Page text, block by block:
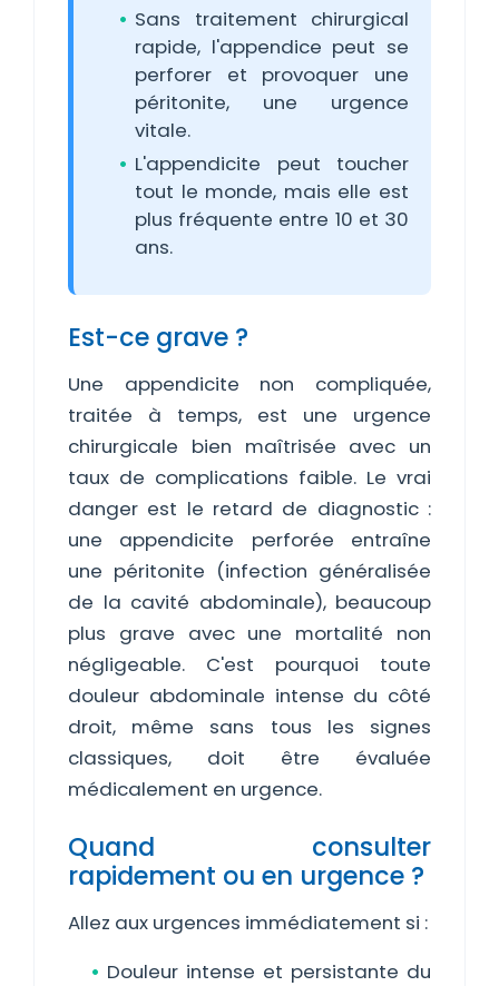
Sans traitement chirurgical
rapide, l'appendice peut se
perforer et provoquer une
péritonite, une urgence
vitale.
L'appendicite peut toucher
tout le monde, mais elle est
plus fréquente entre 10 et 30
ans.
Est-ce grave ?
Une appendicite non compliquée,
traitée à temps, est une urgence
chirurgicale bien maîtrisée avec un
taux de complications faible. Le vrai
danger est le retard de diagnostic :
une appendicite perforée entraîne
une péritonite (infection généralisée
de la cavité abdominale), beaucoup
plus grave avec une mortalité non
négligeable. C'est pourquoi toute
douleur abdominale intense du côté
droit, même sans tous les signes
classiques, doit être évaluée
médicalement en urgence.
Quand consulter
rapidement ou en urgence ?
Allez aux urgences immédiatement si :
Douleur intense et persistante du